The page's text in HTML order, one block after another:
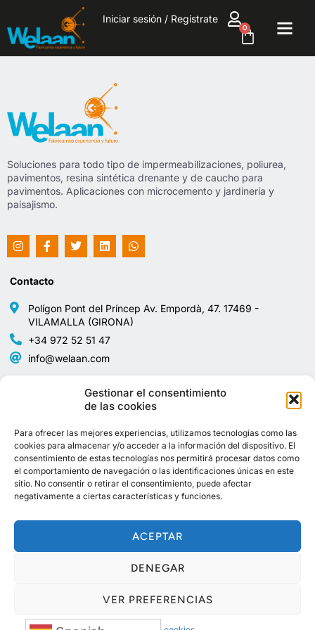
Gestionar el consentimiento
de las cookies
Para ofrecer las mejores experiencias, utilizamos tecnologías como las
cookies para almacenar y/o acceder a la información del dispositivo. El
consentimiento de estas tecnologías nos permitirá procesar datos como
el comportamiento de navegación o las identificaciones únicas en este
sitio. No consentir o retirar el consentimiento, puede afectar
negativamente a ciertas características y funciones.
ACEPTAR
DENEGAR
VER PREFERENCIAS
Iniciar sesión / Regístrate
0
Soluciones para todo tipo de impermeabilizaciones, poliurea,
pavimentos, resina sintética drenante y de caucho para
pavimentos. Aplicaciones con microcemento y jardinería y
paisajismo.
Contacto
Polígon Pont del Príncep Av. Empordà, 47. 17469 -
VILAMALLA (GIRONA)
+34 972 52 51 47
info@welaan.com
Home
Tienda
Categorias
Avisos legales
Aviso Legal
Política de cookies (UE)
Política de
devoluciones y
reembolsos
© 2026 Todos los derechos reservados a Welaan